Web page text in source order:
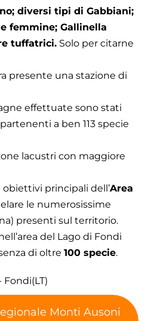
diversi tipi di Gabbiani;
femmine; Gallinella
tuffatrici. Solo per citarne
presente una stazione di
effettuate sono stati
a ben 113 specie
lacustri con maggiore
obiettivi principali dell’Area
le numerosissime
presenti sul territorio.
del Lago di Fondi
di oltre 100 specie.
Fondi(LT)
Monti Ausoni